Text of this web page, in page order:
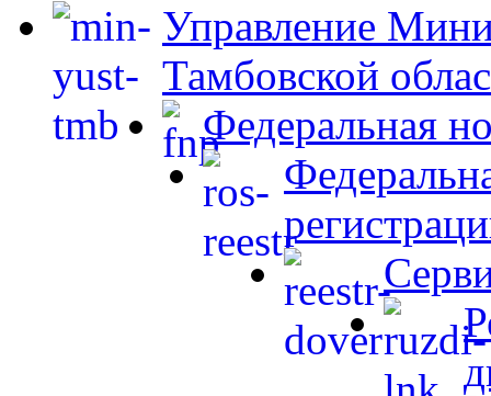
Управление
Тамбовской
Федеральная